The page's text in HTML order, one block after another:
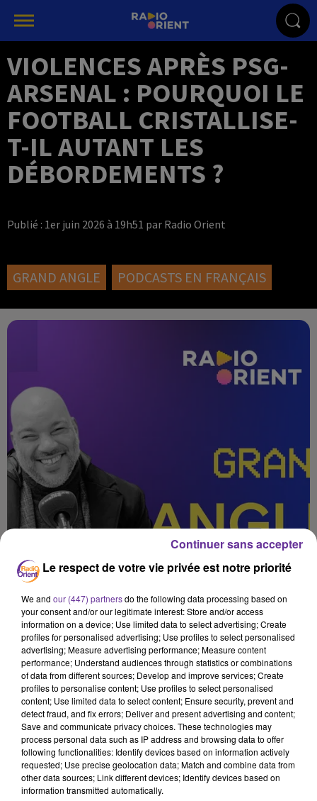
VIOLENCES APRÈS PSG-
ARSENAL : POURQUOI LE
FOOTBALL CRISTALLISE-
T-IL AUTANT LES
DÉBORDEMENTS ?
Publié : 1er juin 2026 à 19h51 par Radio Orient
GRAND ANGLE PODCASTS EN FRANÇAIS
France Société
Football
Grand Angle
1er juin 2026 - 9 min 22 sec
VIOLENCES APRÈS PSG-ARSENAL : POURQUOI
LE FOOTBALL CRISTALLISE-T-IL AUTANT LES
Le respect de votre vie privée est notre priorité
We and our (447) partnersdo the following data processing based on
your consent and/or our legitimate interest: Store and/or access
information on a device; Use limited data to select advertising; Create
profiles for personalised advertising; Use profiles to select personalised
advertising; Measure advertising performance; Measure content
performance; Understand audiences through statistics or combinations
of data from different sources; Develop and improve services; Create
profiles to personalise content; Use profiles to select personalised
content; Use limited data to select content; Ensure security, prevent and
detect fraud, and fix errors; Deliver and present advertising and content;
Save and communicate privacy choices. These technologies may
process personal data such as IP address and browsing data to offer
following functionalities: Identify devices based on information actively
requested; Use precise geolocation data; Match and combine data from
other data sources; Link different devices; Identify devices based on
information transmitted automatically.
Continuer sans accepter